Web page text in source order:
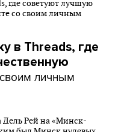
в Threads, где
личным